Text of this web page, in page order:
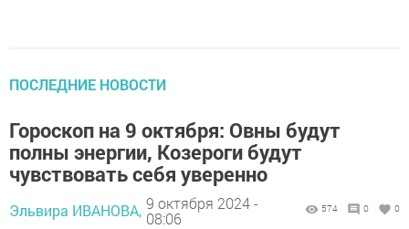
ПОСЛЕДНИЕ НОВОСТИ
Гороскоп на 9 октября: Овны будут
полны энергии, Козероги будут
чувствовать себя уверенно
Эльвира ИВАНОВА, 9 октября 2024 -
08:06
574 0 0